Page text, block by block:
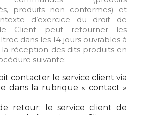
produits non conformes) et
d’exercice du droit de
le Client peut retourner les
dans les 14 jours ouvrables à
réception des dits produits en
suivante:
contacter le service client via
dans la rubrique « contact »
retour: le service client de